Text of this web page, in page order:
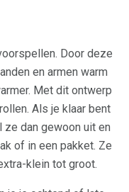
Door deze
en armen warm
Met dit ontwerp
Als je klaar bent
ze dan gewoon uit en
of in een pakket. Ze
klein tot groot.